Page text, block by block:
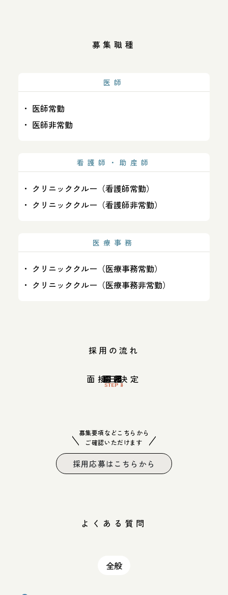
募集職種
医師
医師常勤
医師非常勤
看護師・助産師
クリニッククルー（看護師常勤）
クリニッククルー（看護師非常勤）
医療事務
クリニッククルー（医療事務常勤）
クリニッククルー（医療事務非常勤）
採用の流れ
STEP 1
応募
STEP 2
面接日決定
STEP 3
面接
STEP 4
採用
募集要項などこちらから
ご確認いただけます
採用応募はこちらから
よくある質問
全般